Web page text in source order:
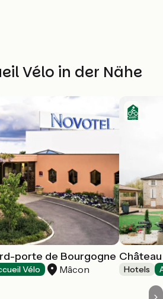
Vélo in der Nähe
porte de Bourgogne
Vélo Mâcon Hotels